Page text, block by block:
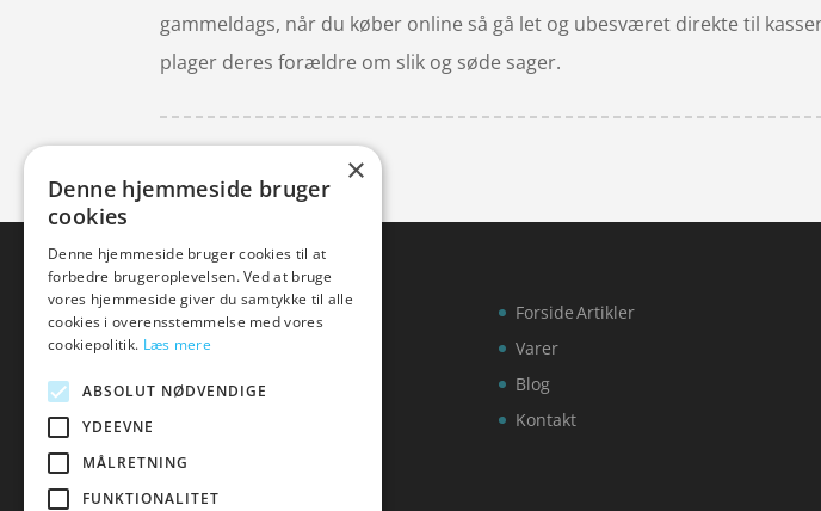
gammeldags, når du køber online så gå let og ubesværet direkte til
plager deres forældre om slik og søde sager.
Forside
Varer
Blog
Kontakt
Artikler
×
Denne hjemmeside bruger
cookies
Denne hjemmeside bruger cookies til at
forbedre brugeroplevelsen. Ved at bruge
vores hjemmeside giver du samtykke til alle
cookies i overensstemmelse med vores
cookiepolitik. Læs mere
ABSOLUT NØDVENDIGE
YDEEVNE
MÅLRETNING
FUNKTIONALITET